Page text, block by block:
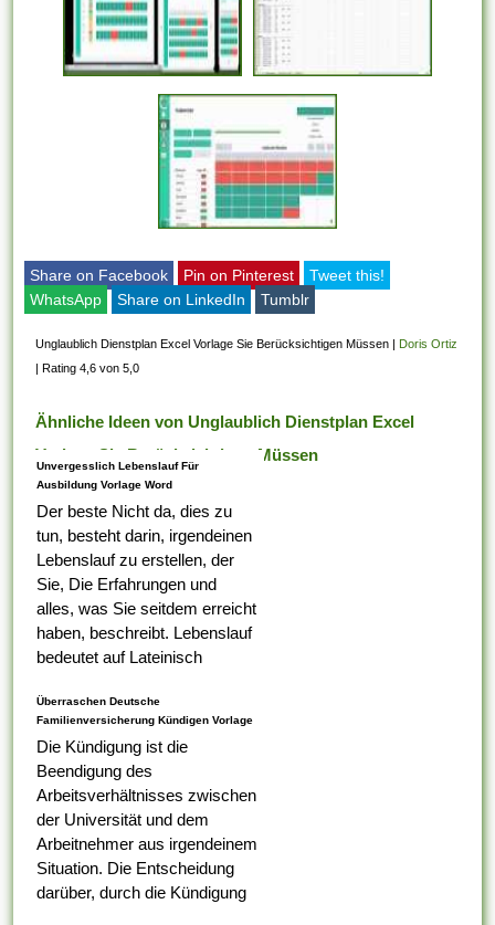
Share on Facebook Pin on Pinterest
Tweet this!
WhatsApp
Share on LinkedIn Tumblr
Unglaublich Dienstplan Excel Vorlage Sie Berücksichtigen Müssen
Doris Ortiz
Rating 4,6 von 5,0
Ähnliche Ideen von Unglaublich Dienstplan Excel
Vorlage Sie Berücksichtigen Müssen
Unvergesslich Lebenslauf Für
Ausbildung Vorlage Word
Der beste Nicht da, dies zu
tun, besteht darin, irgendeinen
Lebenslauf zu erstellen, der
Sie, Die Erfahrungen und
alles, was Sie seitdem erreicht
haben, beschreibt. Lebenslauf
bedeutet auf Lateinisch
Tabelle darauf ist,...
Überraschen Deutsche
Familienversicherung Kündigen Vorlage
Die Kündigung ist die
Beendigung des
Arbeitsverhältnisses zwischen
der Universität und dem
Arbeitnehmer aus irgendeinem
Situation. Die Entscheidung
darüber, durch die Kündigung